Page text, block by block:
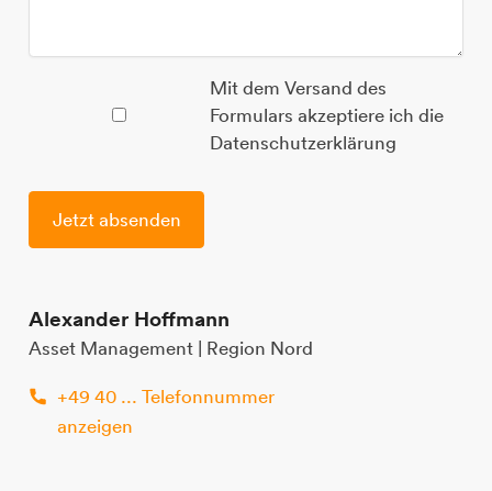
Alexander Hoffmann
Asset Management | Region Nord
+49 40 ... Telefonnummer
anzeigen
Mit dem Versand des
Formulars akzeptiere ich die
Datenschutzerklärung